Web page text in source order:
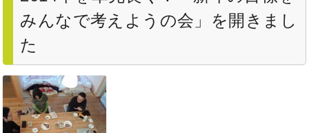
みんなで考えようの会」を開きまし
た